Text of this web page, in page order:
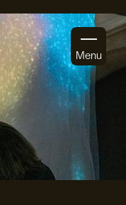
Menu